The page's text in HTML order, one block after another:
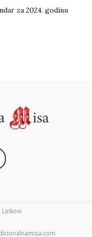
za 2024. godinu
Linkovi